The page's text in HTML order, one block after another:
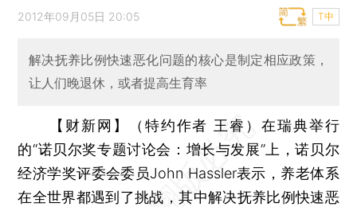
2012年09月05日 20:05 T中
解决抚养比例快速恶化问题的核心是制定相应政策，
让人们晚退休，或者提高生育率
【财新网】（特约作者 王睿） 在瑞典举行
的“诺贝尔奖专题讨论会：增长与发展”上，诺贝尔
经济学奖评委会委员John Hassler表示，养老体系
在全世界都遇到了挑战，其中解决抚养比例快速恶